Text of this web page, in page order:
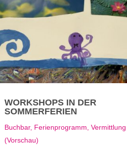
WORKSHOPS IN DER
SOMMERFERIEN
Buchbar, Ferienprogramm Vermittlung
(Vorschau)